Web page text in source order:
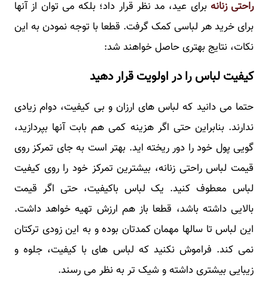
راحتی زنانه برای عید، مد نظر قرار داد؛ بلکه می توان از آنها
برای خرید هر لباسی کمک گرفت. قطعا با توجه نمودن به این
نکات، نتایج بهتری حاصل خواهند شد:
کیفیت لباس را در اولویت قرار دهید
حتما می دانید که لباس های ارزان و بی کیفیت، دوام زیادی
ندارند. بنابراین حتی اگر هزینه کمی هم بابت آنها بپردازید،
گویی پول خود را دور ریخته اید. بهتر است به جای تمرکز روی
قیمت لباس راحتی زنانه، بیشترین تمرکز خود را روی کیفیت
لباس معطوف کنید. یک لباس باکیفیت، حتی اگر قیمت
بالایی داشته باشد، قطعا باز هم ارزش تهیه خواهد داشت.
این لباس تا سالها مهمان کمدتان بوده و به این زودی ترکتان
نمی کند. فراموش نکنید که لباس های با کیفیت، جلوه و
زیبایی بیشتری داشته و شیک تر به نظر می رسند.